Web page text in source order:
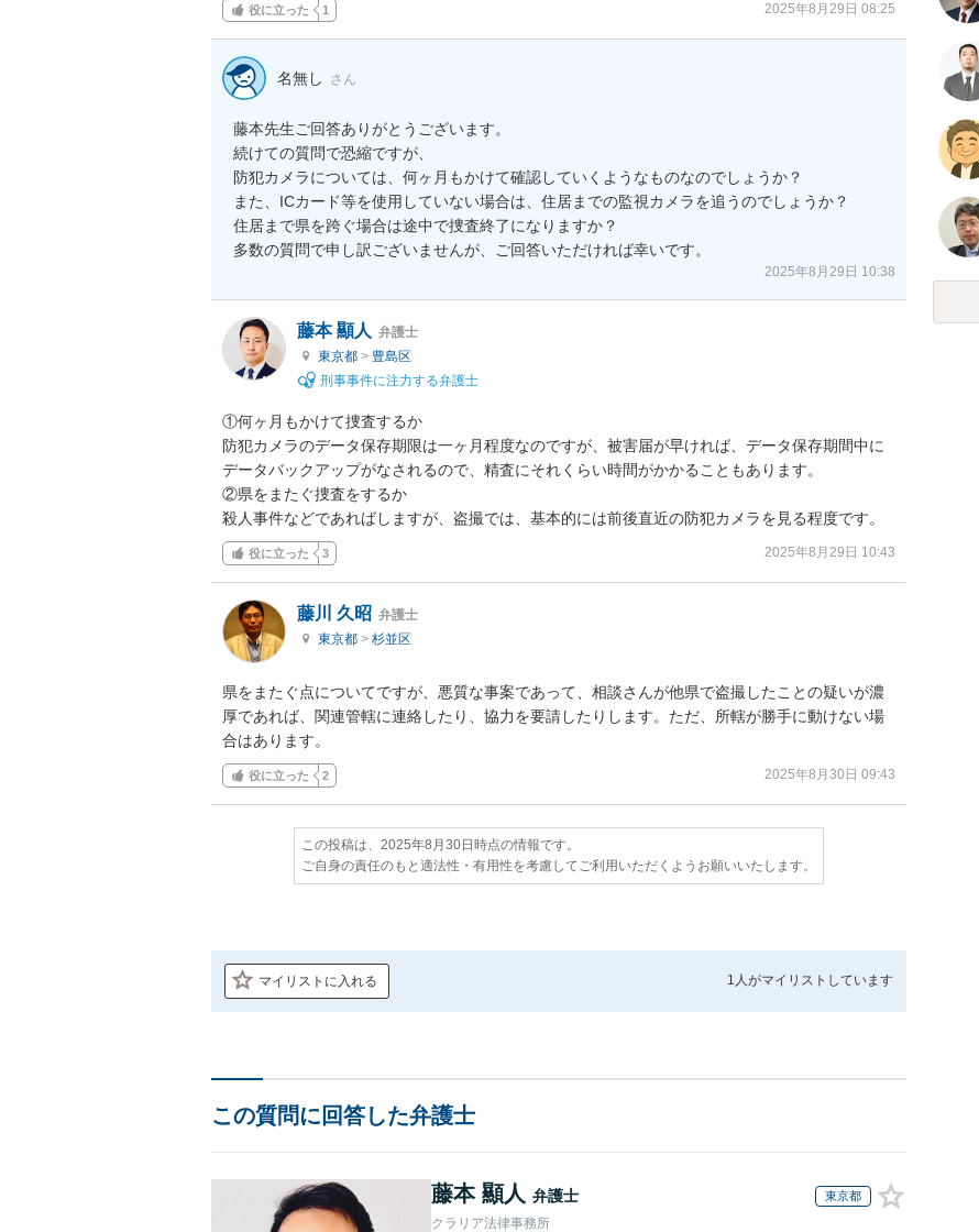
役に立った 1 2025年8月29日 08:25
名無し さん
藤本先生ご回答ありがとうございます。
続けての質問で恐縮ですが、
防犯カメラについては、何ヶ月もかけて確認していくようなものなのでしょうか？
また、ICカード等を使用していない場合は、住居までの監視カメラを追うのでしょうか？
住居まで県を跨ぐ場合は途中で捜査終了になりますか？
多数の質問で申し訳ございませんが、ご回答いただければ幸いです。
2025年8月29日 10:38
藤本 顯人 弁護士
東京都 > 豊島区
刑事事件に注力する弁護士
①何ヶ月もかけて捜査するか
防犯カメラのデータ保存期限は一ヶ月程度なのですが、被害届が早ければ、データ保存期間中に
データバックアップがなされるので、精査にそれくらい時間がかかることもあります。
②県をまたぐ捜査をするか
殺人事件などであればしますが、盗撮では、基本的には前後直近の防犯カメラを見る程度です。
役に立った 3 2025年8月29日 10:43
藤川 久昭 弁護士
東京都 > 杉並区
県をまたぐ点についてですが、悪質な事案であって、相談さんが他県で盗撮したことの疑いが濃
厚であれば、関連管轄に連絡したり、協力を要請したりします。ただ、所轄が勝手に動けない場
合はあります。
役に立った 2 2025年8月30日 09:43
この投稿は、2025年8月30日時点の情報です。
ご自身の責任のもと適法性・有用性を考慮してご利用いただくようお願いいたします。
マイリストに入れる 1人がマイリストしています
この質問に回答した弁護士
藤本 顯人 弁護士 東京都
クラリア法律事務所